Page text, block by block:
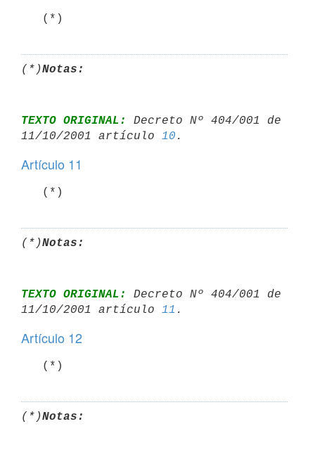
   (*)
(*)Notas:
TEXTO ORIGINAL:
Decreto Nº 404/001 de
11/10/2001 artículo 10
Artículo 11
   (*)
(*)Notas:
TEXTO ORIGINAL:
Decreto Nº 404/001 de
11/10/2001 artículo 11
Artículo 12
   (*)
(*)Notas: